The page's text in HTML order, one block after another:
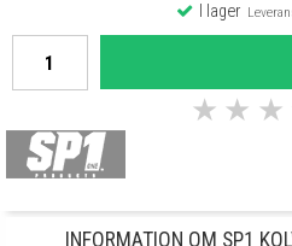
I lager
★ ★ ★
INFORMATION OM SP1